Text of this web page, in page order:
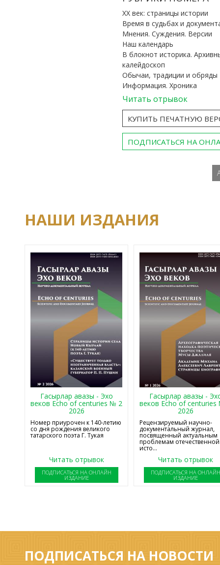
ХХ век: страницы истории
Время в судьбах и
Мнения. Суждения. Версии
Наш календарь
В блокнот историка.
калейдоскоп
Обычаи, традиции и обряды
Информация. Хроника
Читать отрывок
КУПИТЬ ПЕЧАТНУЮ
ПОДПИСАТЬСЯ НА
НАШИ ИЗДАНИЯ
Гасырлар авазы - Эхо
веков Echo of centuries № 2
2026
Номер приурочен к 140-летию
со дня рождения великого
татарского поэта Г. Тукая
Читать отрывок
ПОДПИСАТЬСЯ НА ОНЛАЙН
ИЗДАНИЕ
Гасырлар авазы -
веков Echo of
2026
Рецензируемый научно-
документальный журнал,
посвященный актуальным
проблемам отечественной
исто...
Читать отрывок
ПОДПИСАТЬСЯ НА
ИЗДАНИЕ
ПОДПИСАТЬСЯ НА НОВОСТИ